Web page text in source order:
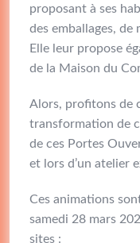
proposant à ses
des emballages,
Elle leur propose
de la Maison du
Alors, profitons de
transformation de
de ces Portes
et lors d’un atelier
Ces animations
samedi 28 mars
sites :